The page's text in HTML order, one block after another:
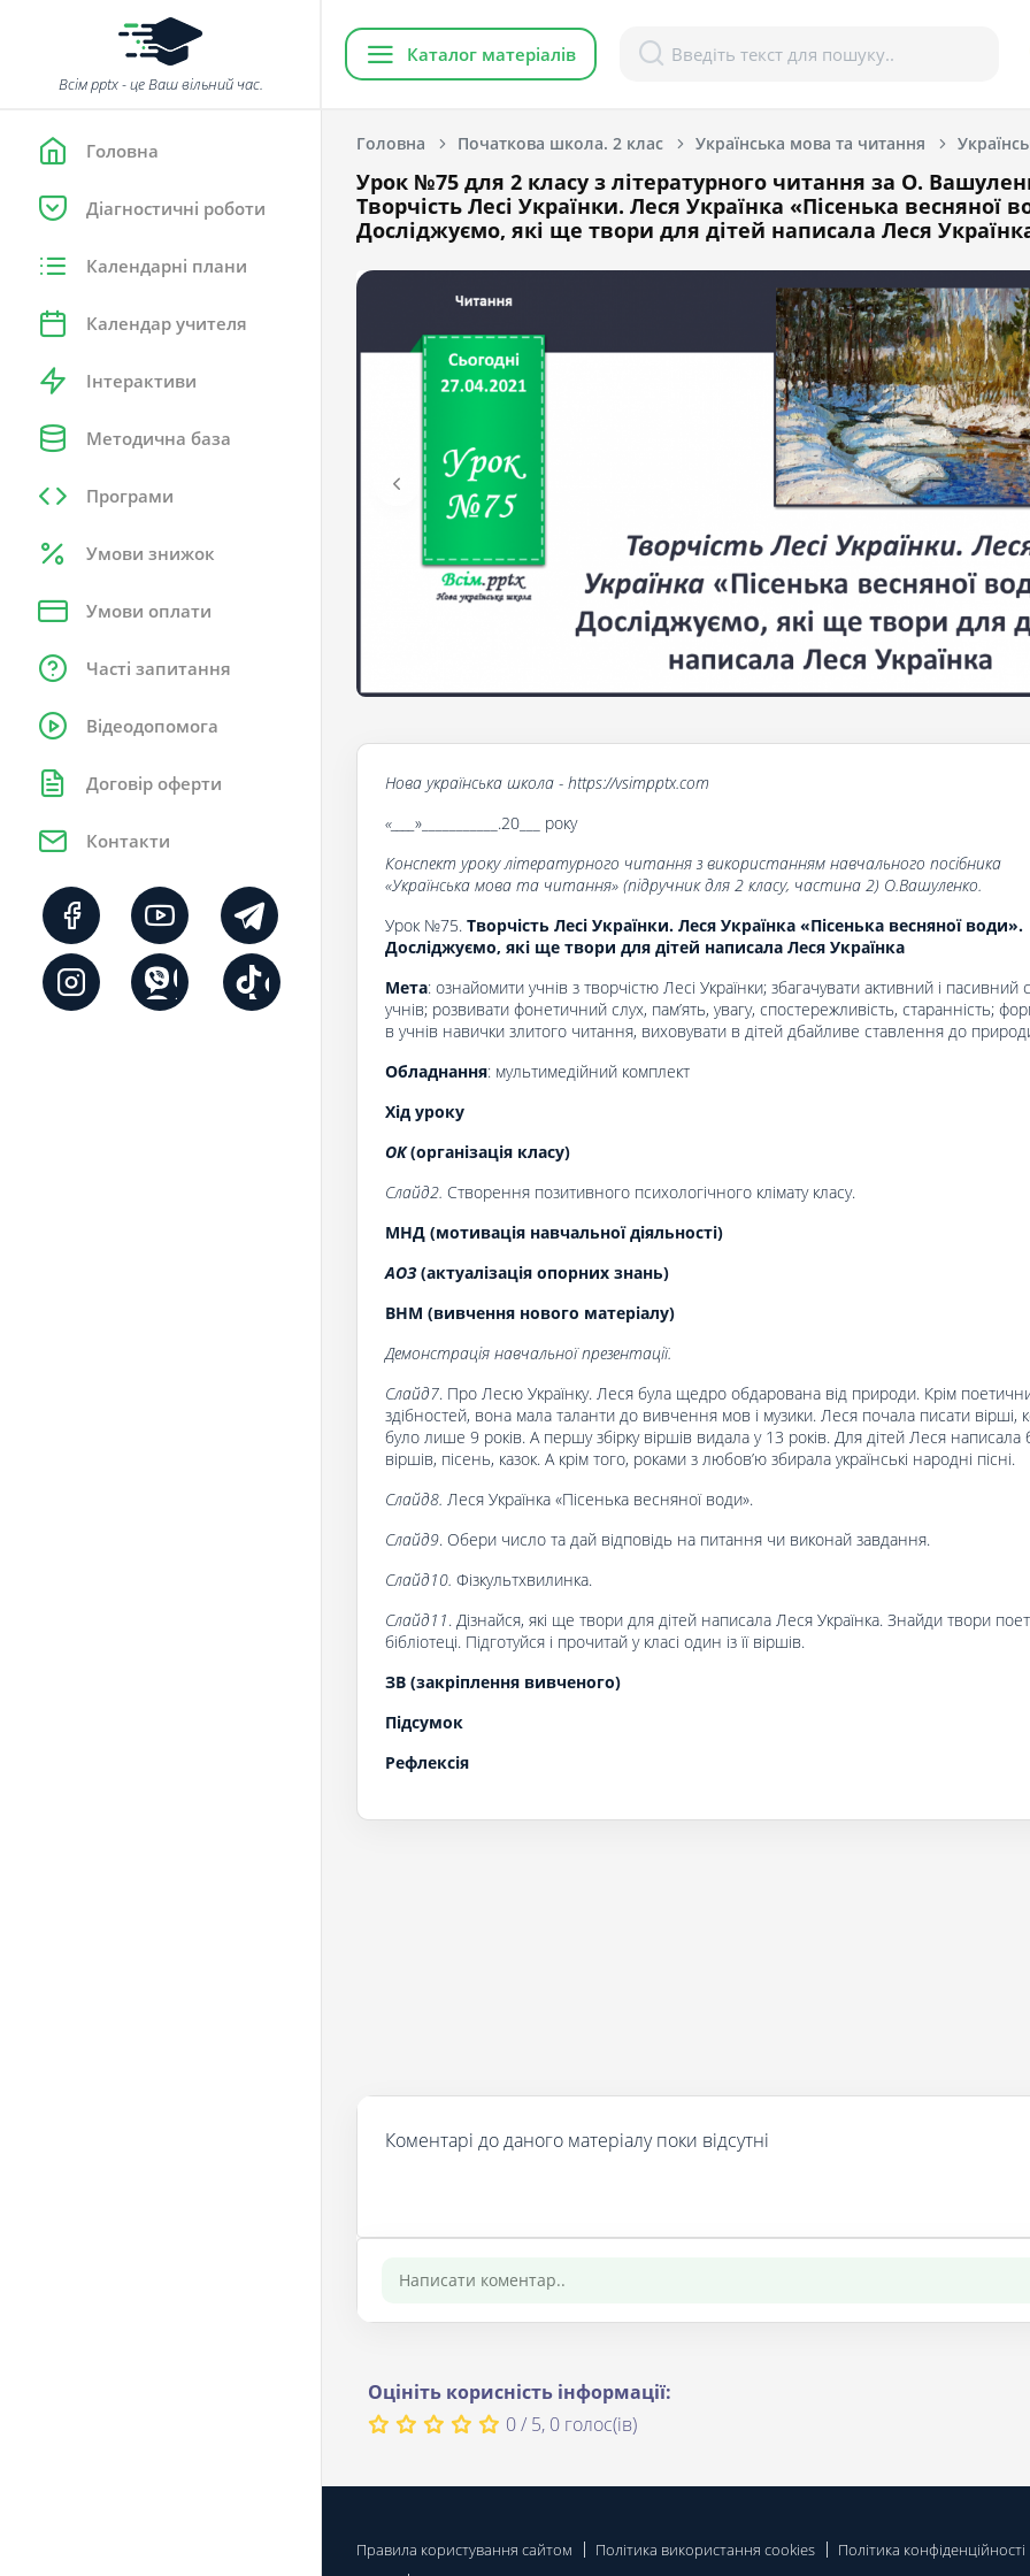
Всім pptx - це Ваш вільний час.
Головна
Діагностичні роботи
Календарні плани
Календар учителя
Інтерактиви
Методична база
Програми
Умови знижок
Умови оплати
Часті запитання
Відеодопомога
Договір оферти
Контакти
Каталог матеріалів
Головна Початкова школа. 2 клас Українська мова та читання
Урок №75 для 2 класу з літературного читання за О.
Творчість Лесі Українки. Леся Українка «Пісенька вес­няної
Досліджуємо, які ще твори для дітей написа­ла Леся
Нова українська школа - https://vsimpptx.com
«____ »___________.20___ року
Конспект уроку літературного читання з використанням навчального посібника
«Українська мова та читання» (підручник для 2 класу, частина 2) О.Вашуленко.
Урок №75. Творчість Лесі Українки. Леся Українка «Пісенька вес­няної води».
Досліджуємо, які ще твори для дітей написа­ла Леся Українка
Мета: ознайомити учнів з творчістю Лесі Українки; збагачувати активний і пасивний
учнів; розвивати фонетичний слух, пам’ять, увагу, спостережливість, старанність;
в учнів навички злитого читання, виховувати в дітей дбайливе ставлення до
Обладнання: мультимедійний комплект
Хід уроку
ОК(організація класу)
Слайд2. Створення позитивного психологічного клімату класу.
МНД (мотивація навчальної діяльності)
АОЗ(актуалізація опорних знань)
ВНМ (вивчення нового матеріалу)
Демонстрація навчальної презентації.
Слайд7. Про Лесю Українку. Леся була щедро обдарована від природи. Крім
здібностей, вона мала таланти до вивчення мов і музики. Леся почала писати вірші,
було лише 9 років. А першу збірку віршів видала у 13 років. Для дітей Леся написала
віршів, пісень, казок. А крім того, роками з любов’ю збирала українські народні пісні.
Слайд8. Леся Українка «Пісенька весняної води».
Слайд9. Обери число та дай відповідь на питання чи виконай завдання.
Слайд10. Фізкультхвилинка.
Слайд11. Дізнайся, які ще твори для дітей написала Леся Українка. Знайди твори
бібліотеці. Підготуйся і прочитай у класі один із її віршів.
ЗВ (закріплення вивченого)
Підсумок
Рефлексія
Коментарі до даного матеріалу поки відсутні
Оцініть корисність інформації:
0 / 5, 0 голос(ів)
Правила користування сайтом Політика використання cookies Політика конфіденційності